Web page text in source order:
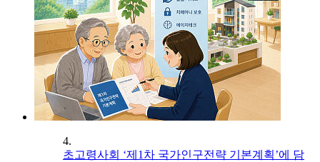
4.
초고령사회 ‘제1차 국가인구전략 기본계획’에 담